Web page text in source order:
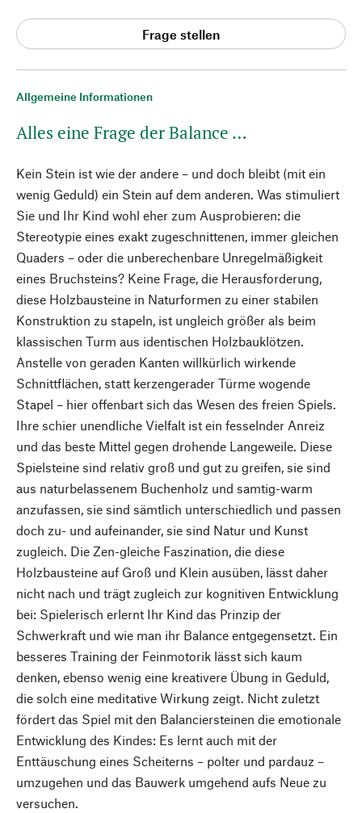
Allgemeine Informationen
Alles eine Frage der Balance …
Kein Stein ist wie der andere – und doch bleibt (mit ein
wenig Geduld) ein Stein auf dem anderen. Was stimuliert
Sie und Ihr Kind wohl eher zum Ausprobieren: die
Stereotypie eines exakt zugeschnittenen, immer gleichen
Quaders – oder die unberechenbare Unregelmäßigkeit
eines Bruchsteins? Keine Frage, die Herausforderung,
diese Holzbausteine in Naturformen zu einer stabilen
Konstruktion zu stapeln, ist ungleich größer als beim
klassischen Turm aus identischen Holzbauklötzen.
Anstelle von geraden Kanten willkürlich wirkende
Schnittflächen, statt kerzengerader Türme wogende
Stapel – hier offenbart sich das Wesen des freien Spiels.
Ihre schier unendliche Vielfalt ist ein fesselnder Anreiz
und das beste Mittel gegen drohende Langeweile. Diese
Spielsteine sind relativ groß und gut zu greifen, sie sind
aus naturbelassenem Buchenholz und samtig-warm
anzufassen, sie sind sämtlich unterschiedlich und passen
doch zu- und aufeinander, sie sind Natur und Kunst
zugleich. Die Zen-gleiche Faszination, die diese
Holzbausteine auf Groß und Klein ausüben, lässt daher
nicht nach und trägt zugleich zur kognitiven Entwicklung
bei: Spielerisch erlernt Ihr Kind das Prinzip der
Schwerkraft und wie man ihr Balance entgegensetzt. Ein
besseres Training der Feinmotorik lässt sich kaum
denken, ebenso wenig eine kreativere Übung in Geduld,
die solch eine meditative Wirkung zeigt. Nicht zuletzt
fördert das Spiel mit den Balanciersteinen die emotionale
Entwicklung des Kindes: Es lernt auch mit der
Enttäuschung eines Scheiterns – polter und pardauz –
umzugehen und das Bauwerk umgehend aufs Neue zu
versuchen.
Frage stellen